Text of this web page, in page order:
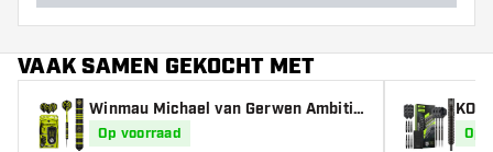
VAAK SAMEN GEKOCHT MET
Winmau Michael van Gerwen Ambitio
n Black Coated Brass - Dartpijlen
Op voorraad Op